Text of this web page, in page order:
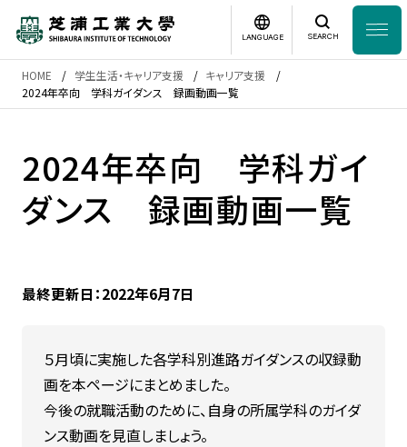
News
芝浦工業大学とは
学部・大学院
入学案内
学生生活・キャリア支援
LANGUAGE SEARCH
日本語 English
HOME 学生生活・キャリア支援
キャリア支援
2024年卒向 学科ガイダンス 録画動画一覧
2024年卒向 学科ガイ
ダンス 録画動画一覧
最終更新日：2022年6月7日
５月頃に実施した各学科別進路ガイダンスの収録動
画を本ページにまとめました。
今後の就職活動のために、自身の所属学科のガイダ
ンス動画を見直しましょう。